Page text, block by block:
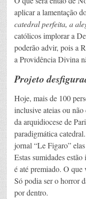
aplicar a lamentação
catedral perfeita, a
católicos implorar a
poderão advir, pois a
a Providência Divina
Projeto
Hoje, mais de 100
inclusive ateias ou
da arquidiocese de
paradigmática
jornal “Le Figaro”
Estas sumidades
é até premiado. O que
Só podia ser o horror
por dentro.